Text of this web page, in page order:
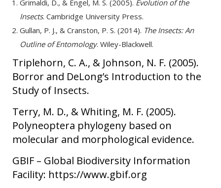
Grimaldi, D., & Engel, M. S. (2005). Evolution of the
Insects. Cambridge University Press.
Gullan, P. J., & Cranston, P. S. (2014). The Insects: An
Outline of Entomology. Wiley-Blackwell.
Triplehorn, C. A., & Johnson, N. F. (2005).
Borror and DeLong’s Introduction to the
Study of Insects.
Terry, M. D., & Whiting, M. F. (2005).
Polyneoptera phylogeny based on
molecular and morphological evidence.
GBIF – Global Biodiversity Information
Facility: https://www.gbif.org